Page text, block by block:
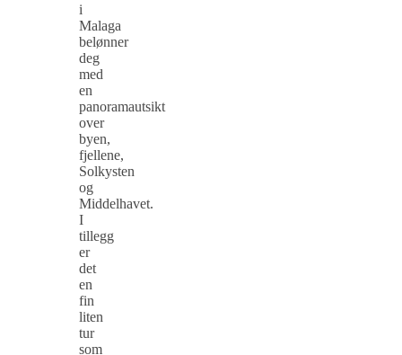
i
Malaga
belønner
deg
med
en
panoramautsikt
over
byen,
fjellene,
Solkysten
og
Middelhavet.
I
tillegg
er
det
en
fin
liten
tur
som